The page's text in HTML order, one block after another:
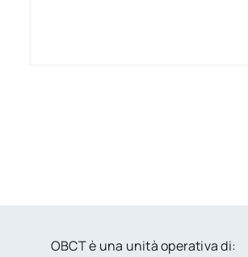
OBCT è una unità operativa di: